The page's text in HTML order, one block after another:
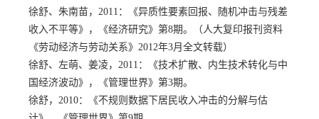
徐舒、朱南苗， 2011：《异质性要素回报、随机冲击与残差
收入不平等》，《经济研究》第8期。（人大复印报刊资料
《劳动经济与劳动关系》2012年3月全文转载）
徐舒、左萌、姜凌， 2011：《技术扩散、内生技术转化与中
国经济波动》，《管理世界》第3期。
徐舒， 2010：《不规则数据下居民收入冲击的分解与估